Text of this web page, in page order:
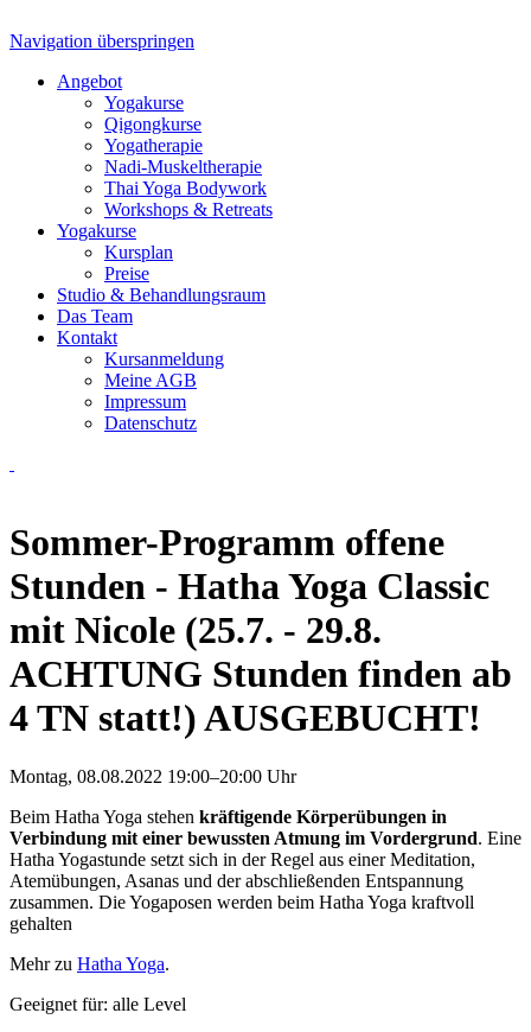
Navigation überspringen
Angebot
Yogakurse
Qigongkurse
Yogatherapie
Nadi-Muskeltherapie
Thai Yoga Bodywork
Workshops & Retreats
Yogakurse
Kursplan
Preise
Studio & Behandlungsraum
Das Team
Kontakt
Kursanmeldung
Meine AGB
Impressum
Datenschutz
Sommer-Programm offene
Stunden - Hatha Yoga Classic
mit Nicole (25.7. - 29.8.
ACHTUNG Stunden finden ab
4 TN statt!) AUSGEBUCHT!
Montag, 08.08.2022 19:00–20:00 Uhr
Beim Hatha Yoga stehen kräftigende Körperübungen in
Verbindung mit einer bewussten Atmung im Vordergrund. Eine
Hatha Yogastunde setzt sich in der Regel aus einer Meditation,
Atemübungen, Asanas und der abschließenden Entspannung
zusammen. Die Yogaposen werden beim Hatha Yoga kraftvoll
gehalten
Mehr zu Hatha Yoga.
Geeignet für: alle Level